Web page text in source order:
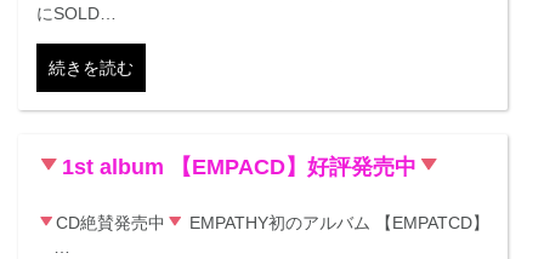
にSOLD…
続きを読む
1st album 【EMPACD】好評発売中
CD絶賛発売中
EMPATHY初のアルバム 【EMPATCD】